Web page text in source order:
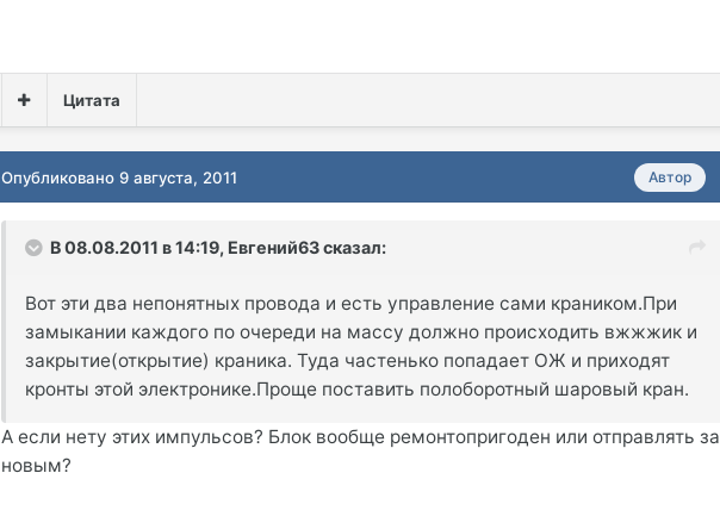
Цитата
Автор
Опубликовано9 августа, 2011
В 08.08.2011 в 14:19, Евгений63 сказал:
Вот эти два непонятных провода и есть управление сами краником.При
замыкании каждого по очереди на массу должно происходить вжжжик и
закрытие(открытие) краника. Туда частенько попадает ОЖ и приходят
кронты этой электронике.Проще поставить полоборотный шаровый кран.
А если нету этих импульсов? Блок вообще ремонтопригоден или отправлять за
новым?